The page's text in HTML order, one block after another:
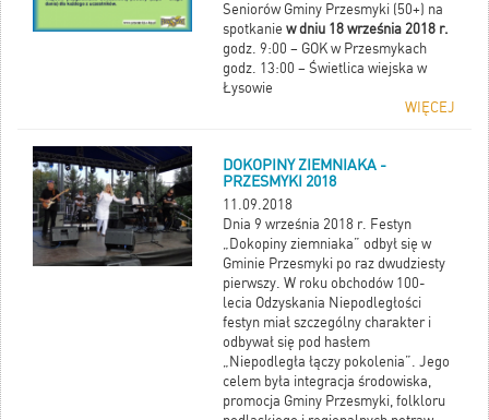
Seniorów Gminy Przesmyki (50+) na
spotkaniew dniu 18 września 2018 r.
godz. 9:00 – GOK w Przesmykach
godz. 13:00 – Świetlica wiejska w
Łysowie
WIĘCEJ
DOKOPINY ZIEMNIAKA -
PRZESMYKI 2018
11.09.2018
Dnia 9 września 2018 r. Festyn
„Dokopiny ziemniaka” odbył się w
Gminie Przesmyki po raz dwudziesty
pierwszy. W roku obchodów 100-
lecia Odzyskania Niepodległości
festyn miał szczególny charakter i
odbywał się pod hasłem
„Niepodległa łączy pokolenia”. Jego
celem była integracja środowiska,
promocja Gminy Przesmyki, folkloru